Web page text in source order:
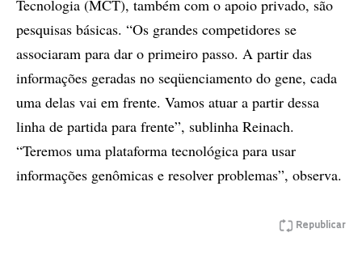
Tecnologia (MCT), também com o apoio privado, são
pesquisas básicas. “Os grandes competidores se
associaram para dar o primeiro passo. A partir das
informações geradas no seqüenciamento do gene, cada
uma delas vai em frente. Vamos atuar a partir dessa
linha de partida para frente”, sublinha Reinach.
“Teremos uma plataforma tecnológica para usar
informações genômicas e resolver problemas”, observa.
Republicar